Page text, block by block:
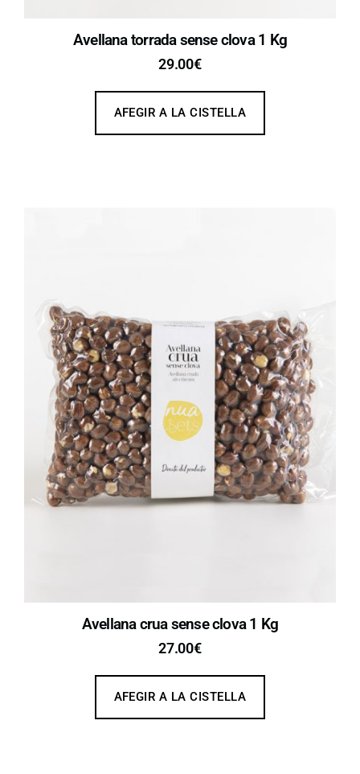
Avellana torrada sense clova 1 Kg
29.00€
AFEGIR A LA CISTELLA
Avellana crua sense clova 1 Kg
27.00€
AFEGIR A LA CISTELLA